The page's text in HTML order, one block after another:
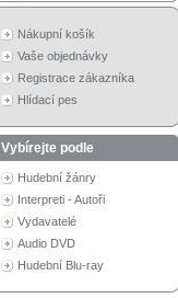
Nákupní košík
Vaše objednávky
Registrace zákazníka
Hlídací pes
Vybírejte podle
Hudební žánry
Interpreti - Autoři
Vydavatelé
Audio DVD
Hudební Blu-ray